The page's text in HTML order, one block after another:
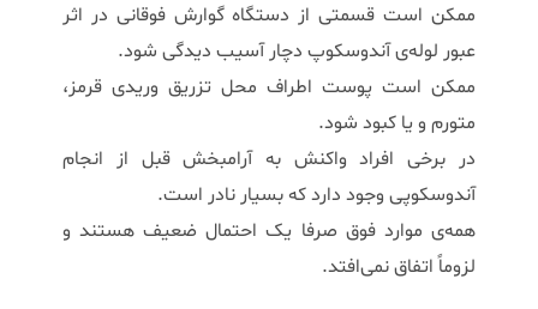
ممکن است قسمتی از دستگاه گوارش فوقانی در اثر
عبور لوله‌ی آندوسکوپ دچار آسیب دیدگی شود.
ممکن است پوست اطراف محل تزریق وریدی قرمز،
متورم و یا کبود شود.
در برخی افراد واکنش به آرامبخش قبل از انجام
آندوسکوپی وجود دارد که بسیار نادر است.
همه‌ی موارد فوق صرفا یک احتمال ضعیف هستند و
لزوماً اتفاق نمی‌افتد.